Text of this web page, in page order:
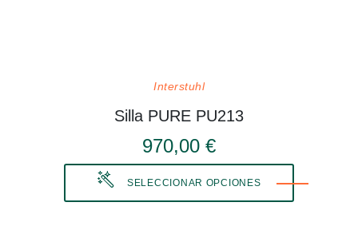
Interstuhl
Silla PURE PU213
970,00 €
SELECCIONAR OPCIONES